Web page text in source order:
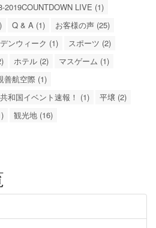
2019COUNTDOWN LIVE (1)
Q & A (1)
お客様の声 (25)
ンウィーク (1)
スポーツ (2)
ホテル (2)
マスゲーム (1)
善航空際 (1)
共和国イベント速報！ (1)
平壌 (2)
観光地 (16)